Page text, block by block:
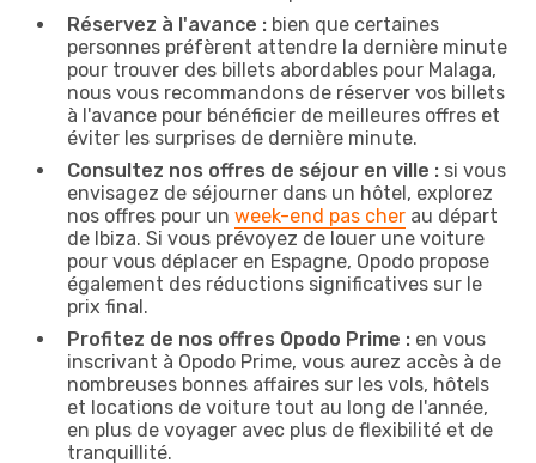
Réservez à l'avance : bien que certaines
personnes préfèrent attendre la dernière minute
pour trouver des billets abordables pour Malaga,
nous vous recommandons de réserver vos billets
à l'avance pour bénéficier de meilleures offres et
éviter les surprises de dernière minute.
Consultez nos offres de séjour en ville : si vous
envisagez de séjourner dans un hôtel, explorez
nos offres pour un week-end pas cher au départ
de Ibiza. Si vous prévoyez de louer une voiture
pour vous déplacer en Espagne, Opodo propose
également des réductions significatives sur le
prix final.
Profitez de nos offres Opodo Prime : en vous
inscrivant à Opodo Prime, vous aurez accès à de
nombreuses bonnes affaires sur les vols, hôtels
et locations de voiture tout au long de l'année,
en plus de voyager avec plus de flexibilité et de
tranquillité.